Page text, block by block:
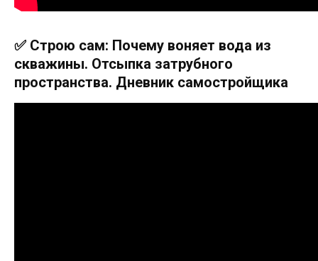
✅ Строю сам: Почему воняет вода из
скважины. Отсыпка затрубного
пространства. Дневник самостройщика